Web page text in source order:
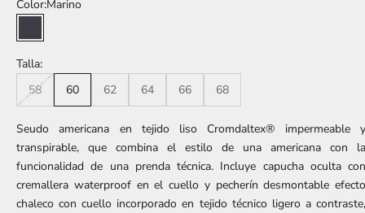
Color:Marino
Marino
Talla:
58
60 62 64 66 68
Seudo americana en tejido liso Cromdaltex® impermeable
transpirable, que combina el estilo de una americana con
funcionalidad de una prenda técnica. Incluye capucha oculta
cremallera waterproof en el cuello y pecherín desmontable
chaleco con cuello incorporado en tejido técnico ligero a